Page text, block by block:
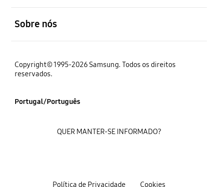
Sobre nós
Copyright© 1995-2026 Samsung. Todos os direitos
reservados.
Portugal/Português
Política de Privacidade Cookies
QUER MANTER-SE INFORMADO?